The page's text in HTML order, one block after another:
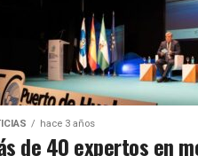
hace 3 años
de 40 expertos en